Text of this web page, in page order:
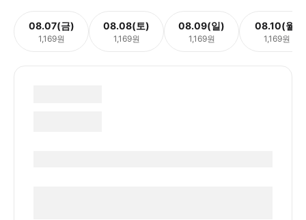
08.07(금)
1,169원
08.08(토)
1,169원
08.09(일)
1,169원
08.10(월)
1,169원